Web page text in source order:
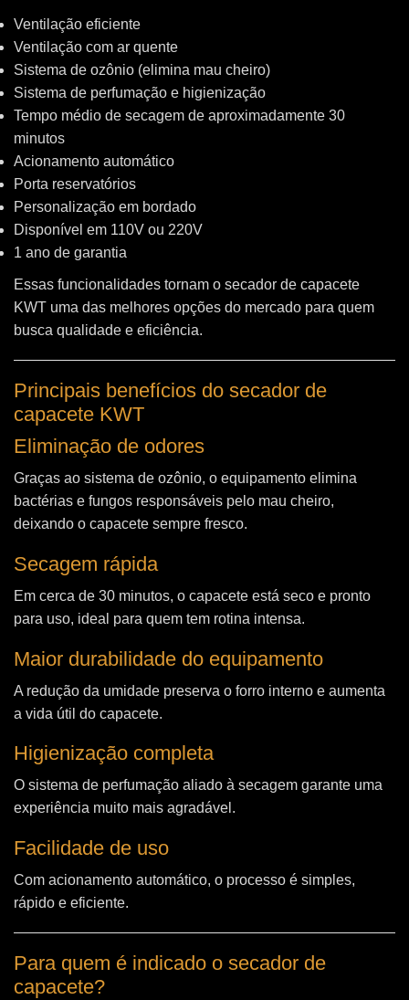
Ventilação eficiente
Ventilação com ar quente
Sistema de ozônio (elimina mau cheiro)
Sistema de perfumação e higienização
Tempo médio de secagem de aproximadamente 30
minutos
Acionamento automático
Porta reservatórios
Personalização em bordado
Disponível em 110V ou 220V
1 ano de garantia
Essas funcionalidades tornam o secador de capacete
KWT uma das melhores opções do mercado para quem
busca qualidade e eficiência.
Principais benefícios do secador de
capacete KWT
Eliminação de odores
Graças ao sistema de ozônio, o equipamento elimina
bactérias e fungos responsáveis pelo mau cheiro,
deixando o capacete sempre fresco.
Secagem rápida
Em cerca de 30 minutos, o capacete está seco e pronto
para uso, ideal para quem tem rotina intensa.
Maior durabilidade do equipamento
A redução da umidade preserva o forro interno e aumenta
a vida útil do capacete.
Higienização completa
O sistema de perfumação aliado à secagem garante uma
experiência muito mais agradável.
Facilidade de uso
Com acionamento automático, o processo é simples,
rápido e eficiente.
Para quem é indicado o secador de
capacete?